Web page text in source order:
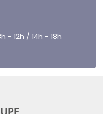
- 12h / 14h - 18h